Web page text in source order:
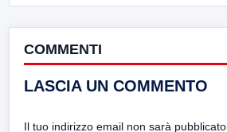
COMMENTI
LASCIA UN COMMENTO
Il tuo indirizzo email non sarà pubblicato.